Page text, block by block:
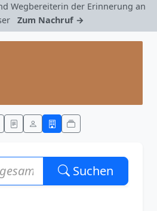
Wegbereiterin der Erinnerung an
Zum Nachruf →
Suchen